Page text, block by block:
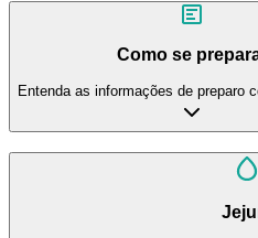
Como se
Entenda as informações de preparo